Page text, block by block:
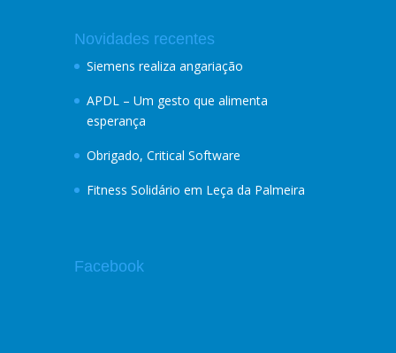
Novidades recentes
Siemens realiza angariação
APDL – Um gesto que alimenta
esperança
Obrigado, Critical Software
Fitness Solidário em Leça da Palmeira
Facebook